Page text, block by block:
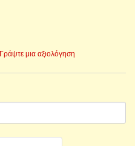
Γράψτε μια αξιολόγηση